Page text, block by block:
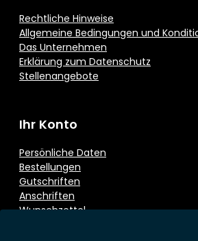
Rechtliche Hinweise
Allgemeine Bedingungen und
Das Unternehmen
Erklärung zum Datenschutz
Stellenangebote
Ihr Konto
Persönliche Daten
Bestellungen
Gutschriften
Anschriften
Wunschzettel